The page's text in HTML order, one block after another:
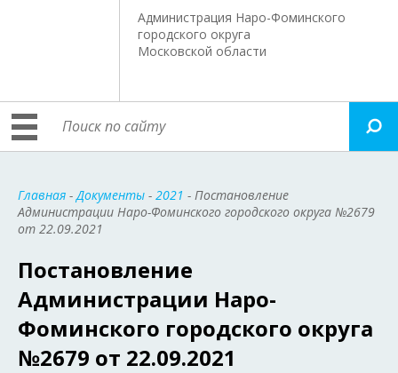
Администрация Наро-Фоминского
городского округа
Московской области
Главная -Документы - 2021 - Постановление
Администрации Наро-Фоминского городского округа №2679
от 22.09.2021
Постановление
Администрации Наро-
Фоминского городского округа
№2679 от 22.09.2021